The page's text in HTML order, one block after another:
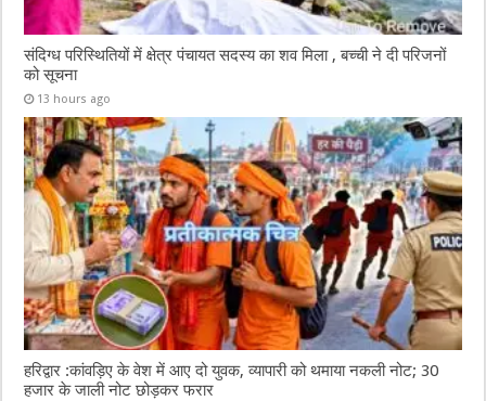
संदिग्ध परिस्थितियों में क्षेत्र पंचायत सदस्य का शव मिला , बच्ची ने दी परिजनों
को सूचना
13 hours ago
हरिद्वार :कांवड़िए के वेश में आए दो युवक, व्यापारी को थमाया नकली नोट; 30
हजार के जाली नोट छोड़कर फरार